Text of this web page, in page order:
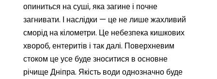
опиниться на суші, яка загине і почне
загнивати. І наслідки — це не лише жахливий
сморід на кілометри. Це небезпека кишкових
хвороб, ентеритів і так далі. Поверхневим
стоком це усе буде зноситися в основне
річище Дніпра. Якість води однозначно буде